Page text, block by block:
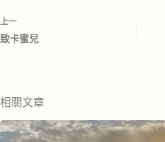
上一
致卡蜜兒
相關文章